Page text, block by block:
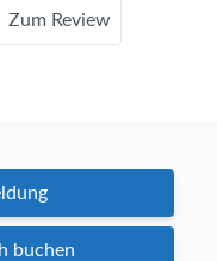
Zum Review
buchen